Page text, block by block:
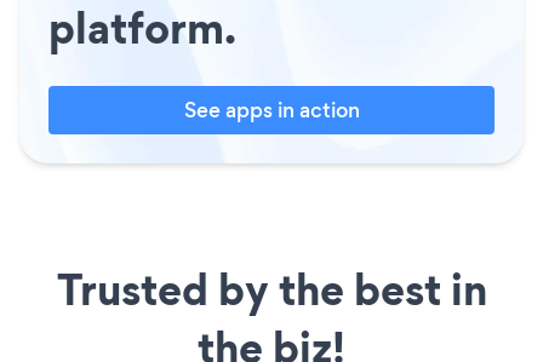
platform.
See apps in action
Trusted by the best in
the biz!